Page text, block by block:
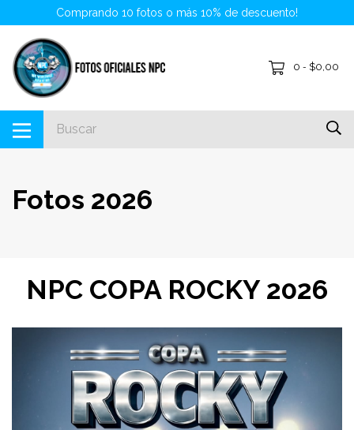
Comprando 10 fotos o más 10% de descuento!
0 - $0,00
Fotos 2026
NPC COPA ROCKY 2026